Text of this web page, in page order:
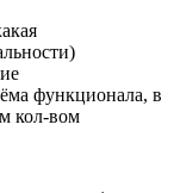
функционала, в
кол-вом